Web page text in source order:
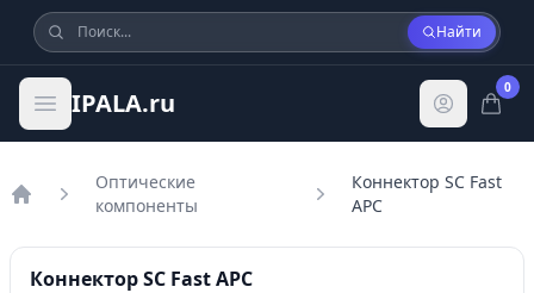
Найти
IPALA.ru
0
Оптические
компоненты
Коннектор SC Fast
APC
Коннектор SC Fast APC